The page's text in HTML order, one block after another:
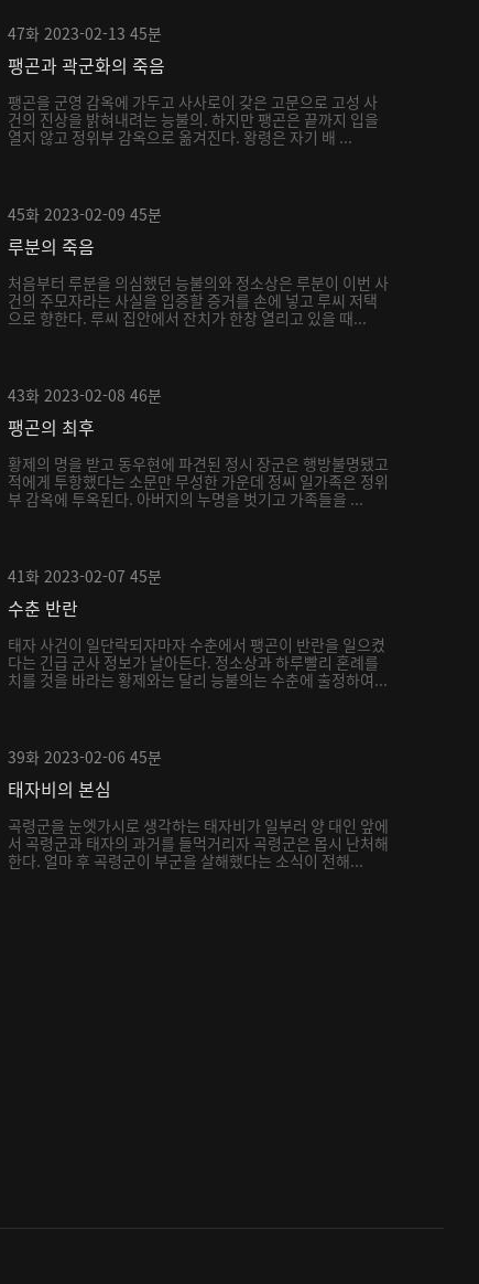
47화 2023-02-13 45분
팽곤과 곽군화의 죽음
팽곤을 군영 감옥에 가두고 사사로이 갖은 고문으로 고성 사
건의 진상을 밝혀내려는 능불의. 하지만 팽곤은 끝까지 입을
열지 않고 정위부 감옥으로 옮겨진다. 왕령은 자기 배 ...
45화 2023-02-09 45분
루분의 죽음
처음부터 루분을 의심했던 능불의와 정소상은 루분이 이번 사
건의 주모자라는 사실을 입증할 증거를 손에 넣고 루씨 저택
으로 향한다. 루씨 집안에서 잔치가 한창 열리고 있을 때...
43화 2023-02-08 46분
팽곤의 최후
황제의 명을 받고 동우현에 파견된 정시 장군은 행방불명됐고
적에게 투항했다는 소문만 무성한 가운데 정씨 일가족은 정위
부 감옥에 투옥된다. 아버지의 누명을 벗기고 가족들을 ...
41화 2023-02-07 45분
수춘 반란
태자 사건이 일단락되자마자 수춘에서 팽곤이 반란을 일으켰
다는 긴급 군사 정보가 날아든다. 정소상과 하루빨리 혼례를
치를 것을 바라는 황제와는 달리 능불의는 수춘에 출정하여...
39화 2023-02-06 45분
태자비의 본심
곡령군을 눈엣가시로 생각하는 태자비가 일부러 양 대인 앞에
서 곡령군과 태자의 과거를 들먹거리자 곡령군은 몹시 난처해
한다. 얼마 후 곡령군이 부군을 살해했다는 소식이 전해...